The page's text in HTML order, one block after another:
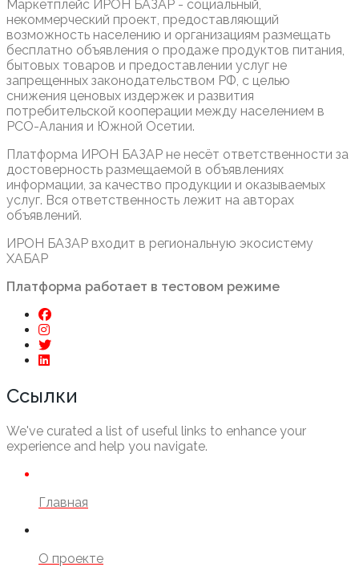
Маркетплейс ИРОН БАЗАР - социальный,
некоммерческий проект, предоставляющий
возможность населению и организациям размещать
бесплатно объявления о продаже продуктов питания,
бытовых товаров и предоставлении услуг не
запрещенных законодательством РФ, с целью
снижения ценовых издержек и развития
потребительской кооперации между населением в
РСО-Алания и Южной Осетии.
Платформа ИРОН БАЗАР не несёт ответственности за
достоверность размещаемой в объявлениях
информации, за качество продукции и оказываемых
услуг. Вся ответственность лежит на авторах
объявлений.
ИРОН БАЗАР входит в региональную экосистему
ХАБАР
Платформа работает в тестовом режиме
Ссылки
We've curated a list of useful links to enhance your
experience and help you navigate.
Главная
О проекте